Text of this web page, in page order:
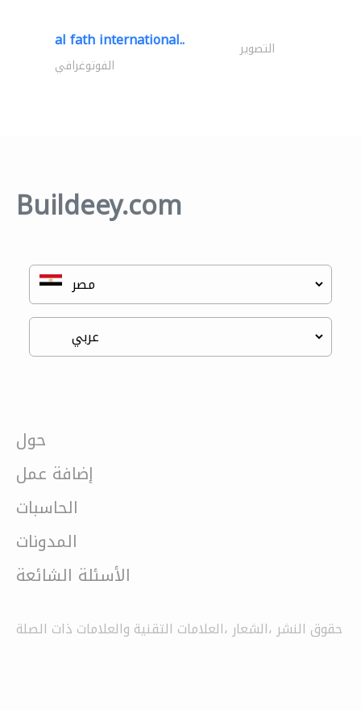
al fath international.. التصوير
الفوتوغرافي
Buildeey.com
حول
إضافة عمل
الحاسبات
المدونات
الأسئلة الشائعة
حقوق النشر ،الشعار ،العلامات التقنية والعلامات ذات الصلة